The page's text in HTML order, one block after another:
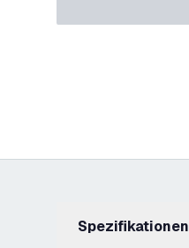
Spezifikationen